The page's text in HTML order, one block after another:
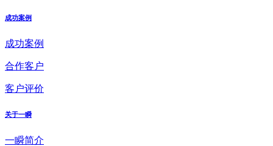
成功案例
成功案例
合作客户
客户评价
关于一瞬
一瞬简介